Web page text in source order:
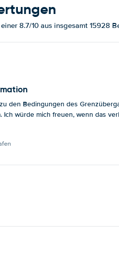
8.7/10 aus insgesamt 15928
den Bedingungen des
Ich würde mich freuen, wenn das